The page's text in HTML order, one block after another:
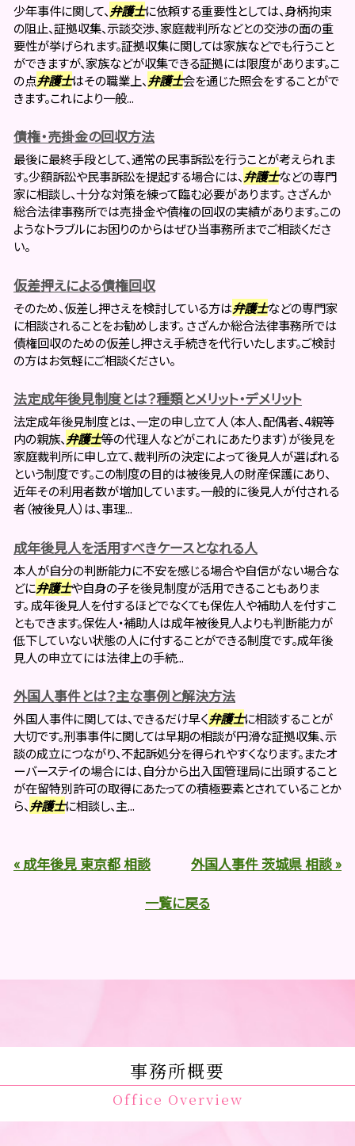
少年事件に関して、 弁護士に依頼する重要性としては、身柄拘束
の阻止、証拠収集、示談交渉、家庭裁判所などとの交渉の面の重
要性が挙げられます。証拠収集に関しては家族などでも行うこと
ができますが、家族などが収集できる証拠には限度があります。こ
の点弁護士はその職業上、 弁護士会を通じた照会をすることがで
きます。これにより一般...
債権・売掛金の回収方法
最後に最終手段として、通常の民事訴訟を行うことが考えられま
す。少額訴訟や民事訴訟を提起する場合には、 弁護士などの専門
家に相談し、十分な対策を練って臨む必要があります。 さざんか
総合法律事務所では売掛金や債権の回収の実績があります。この
ようなトラブルにお困りのからはぜひ当事務所までご相談くださ
い。
仮差押えによる債権回収
そのため、仮差し押さえを検討している方は弁護士などの専門家
に相談されることをお勧めします。 さざんか総合法律事務所では
債権回収のための仮差し押さえ手続きを代行いたします。ご検討
の方はお気軽にご相談ください。
法定成年後見制度とは？種類とメリット・デメリット
法定成年後見制度とは、一定の申し立て人（本人、配偶者、4親等
内の親族、 弁護士等の代理人などがこれにあたります）が後見を
家庭裁判所に申し立て、裁判所の決定によって後見人が選ばれる
という制度です。この制度の目的は被後見人の財産保護にあり、
近年その利用者数が増加しています。一般的に後見人が付される
者（被後見人）は、事理...
成年後見人を活用すべきケースとなれる人
本人が自分の判断能力に不安を感じる場合や自信がない場合な
どに弁護士や自身の子を後見制度が活用できることもありま
す。 成年後見人を付するほどでなくても保佐人や補助人を付すこ
ともできます。保佐人・補助人は成年被後見人よりも判断能力が
低下していない状態の人に付することができる制度です。成年後
見人の申立てには法律上の手続...
外国人事件とは？主な事例と解決方法
外国人事件に関しては、できるだけ早く弁護士に相談することが
大切です。刑事事件に関しては早期の相談が円滑な証拠収集、示
談の成立につながり、不起訴処分を得られやすくなります。またオ
ーバーステイの場合には、自分から出入国管理局に出頭すること
が在留特別許可の取得にあたっての積極要素とされていることか
ら、 弁護士に相談し、主...
« 成年後見 東京都 相談
外国人事件 茨城県 相談 »
一覧に戻る
事務所概要
Office Overview